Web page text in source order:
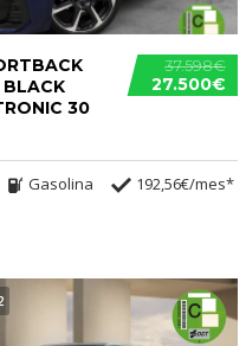
37.598€
27.500€
BLACK
30
Gasolina 192,56€/mes*